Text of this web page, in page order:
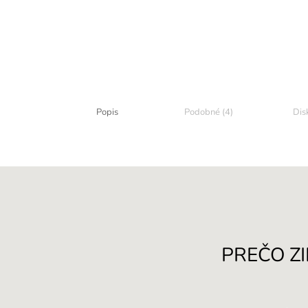
Popis Podobné (4)